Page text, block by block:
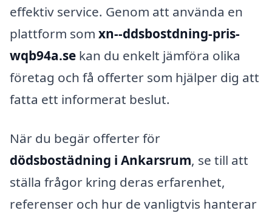
effektiv service. Genom att använda en
plattform som xn--ddsbostdning-pris-
wqb94a.se kan du enkelt jämföra olika
företag och få offerter som hjälper dig att
fatta ett informerat beslut.
När du begär offerter för
dödsbostädning i Ankarsrum, se till att
ställa frågor kring deras erfarenhet,
referenser och hur de vanligtvis hanterar